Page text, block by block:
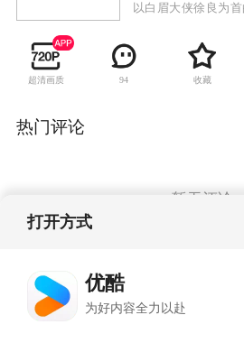
以白眉大侠徐良为
抗争的同时，还细腻
云瑞和陆小英爱情
安、白云瑞、陆小
超清画质 94 收藏
热门评论
暂无评论
打开方式
优酷
为好内容全力以赴